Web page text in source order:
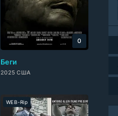
Беги
2025 США
0
WEB-Rip